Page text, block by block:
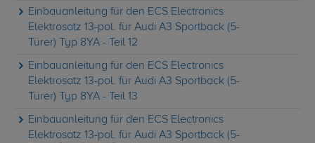
Einbauanleitung für den ECS Electronics
Elektrosatz 13-pol. für Audi A3 Sportback (5-
Türer) Typ 8YA - Teil 12
Einbauanleitung für den ECS Electronics
Elektrosatz 13-pol. für Audi A3 Sportback (5-
Türer) Typ 8YA - Teil 13
Einbauanleitung für den ECS Electronics
Elektrosatz 13-pol. für Audi A3 Sportback (5-